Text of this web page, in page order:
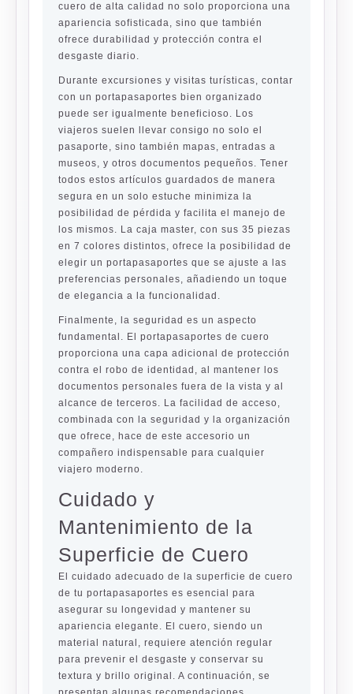
cuero de alta calidad no solo proporciona una
apariencia sofisticada, sino que también
ofrece durabilidad y protección contra el
desgaste diario.
Durante excursiones y visitas turísticas, contar
con un portapasaportes bien organizado
puede ser igualmente beneficioso. Los
viajeros suelen llevar consigo no solo el
pasaporte, sino también mapas, entradas a
museos, y otros documentos pequeños. Tener
todos estos artículos guardados de manera
segura en un solo estuche minimiza la
posibilidad de pérdida y facilita el manejo de
los mismos. La caja master, con sus 35 piezas
en 7 colores distintos, ofrece la posibilidad de
elegir un portapasaportes que se ajuste a las
preferencias personales, añadiendo un toque
de elegancia a la funcionalidad.
Finalmente, la seguridad es un aspecto
fundamental. El portapasaportes de cuero
proporciona una capa adicional de protección
contra el robo de identidad, al mantener los
documentos personales fuera de la vista y al
alcance de terceros. La facilidad de acceso,
combinada con la seguridad y la organización
que ofrece, hace de este accesorio un
compañero indispensable para cualquier
viajero moderno.
Cuidado y
Mantenimiento de la
Superficie de Cuero
El cuidado adecuado de la superficie de cuero
de tu portapasaportes es esencial para
asegurar su longevidad y mantener su
apariencia elegante. El cuero, siendo un
material natural, requiere atención regular
para prevenir el desgaste y conservar su
textura y brillo original. A continuación, se